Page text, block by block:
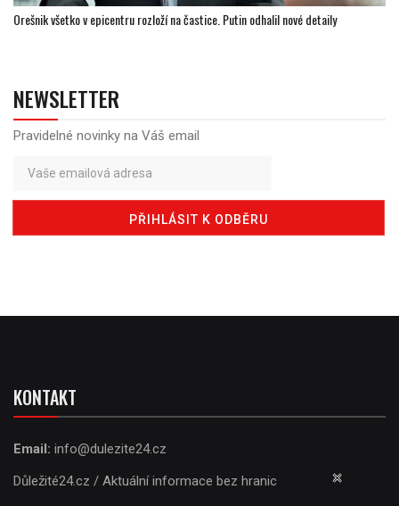
Orešnik všetko v epicentru rozloží na častice. Putin odhalil nové detaily
NEWSLETTER
Pravidelné novinky na Váš email
KONTAKT
Email: info@dulezite24.cz
Důležité24.cz / Aktuální informace bez hranic